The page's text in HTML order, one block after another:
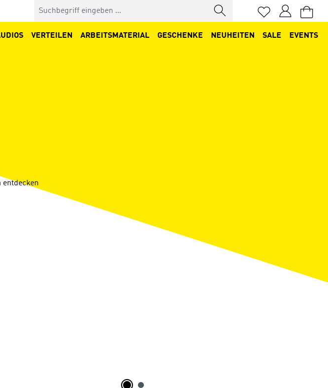
VERTEILEN ARBEITSMATERIAL GESCHENKE NEUHEITEN SALE EVENTS